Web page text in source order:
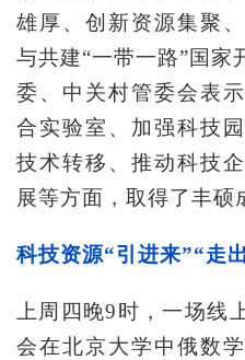
雄厚、创新资源集聚
与共建“一带一路”国家
委、中关村管委会表
合实验室、加强科技
技术转移、推动科技
展等方面，取得了丰硕
科技资源“引进来”“走
上周四晚9时，一场线
会在北京大学中俄数